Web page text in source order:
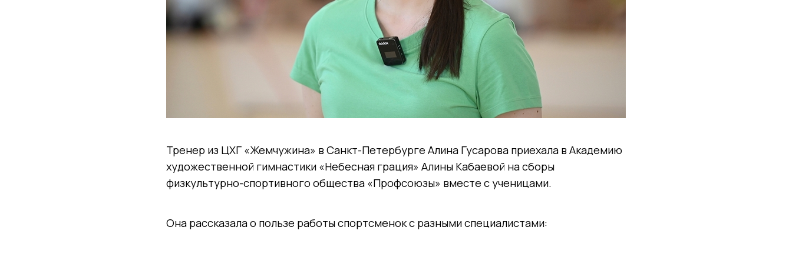
Тренер из ЦХГ «Жемчужина» в Санкт-Петербурге Алина Гусарова приехала в Академию
художественной гимнастики «Небесная грация» Алины Кабаевой на сборы
физкультурно-спортивного общества «Профсоюзы» вместе с ученицами.
Она рассказала о пользе работы спортсменок с разными специалистами: